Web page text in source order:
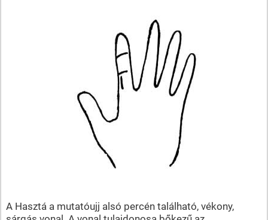
A Hasztá a mutatóujj alsó percén található, vékony,